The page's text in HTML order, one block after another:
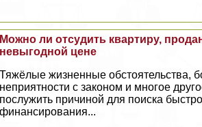
Можно ли отсудить квартиру,
невыгодной цене
Тяжёлые жизненные обстоятельства,
неприятности с законом и многое
послужить причиной для поиска
финансирования...